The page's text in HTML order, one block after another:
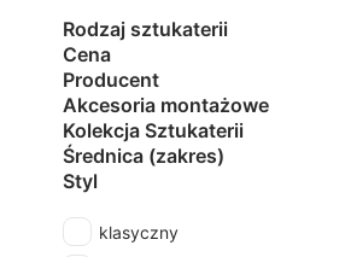
Rodzaj sztukaterii
Cena
Producent
Akcesoria montażowe
Kolekcja Sztukaterii
Średnica (zakres)
Styl
klasyczny